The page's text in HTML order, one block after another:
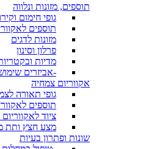
תוספים, מזונות ונלווה
גופי חימום
תוספים
מזונות לדגים
פרלון וסינון
מדיות
-אביזרים
אקווריום צמחיה
גופי תאורה
תוספים
ציוד
מצע חצץ ותת
שונות ופתרון בעיות